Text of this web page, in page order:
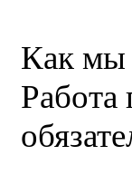
Как мы
Работа